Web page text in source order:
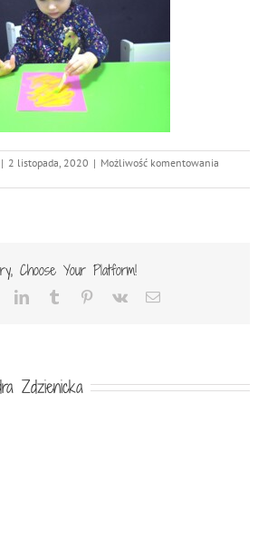
| 2 listopada, 2020 | Możliwość komentowania
Choose Your Platform!
LinkedInTumblr Pinterest
Vk Email
Zdzienicka